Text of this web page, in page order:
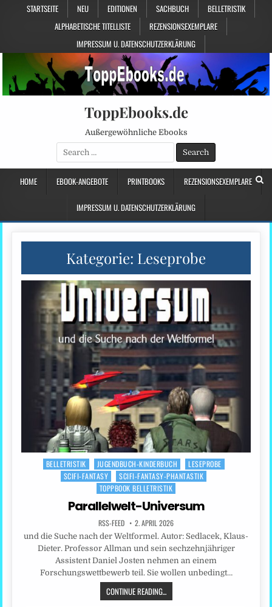
STARTSEITE NEU EDITIONEN SACHBUCH
BELLETRISTIK
ALPHABETISCHE TITELLISTE
REZENSIONSEXEMPLARE
IMPRESSUM U. DATENSCHUTZERKLÄRUNG
ToppEbooks.de
Außergewöhnliche Ebooks
Search
for:
HOME EBOOK-ANGEBOTE PRINTBOOKS REZENSIONSEXEMPLARE
IMPRESSUM U. DATENSCHUTZERKLÄRUNG
Kategorie: Leseprobe
Posted
BELLETRISTIK JUGENDBUCH-KINDERBUCH
LESEPROBE
SCIFI-FANTASY
SCIFI-FANTASY-PHANTASTIK
TOPPBOOK BELLETRISTIK
Parallelwelt-Universum
RSS-FEED 2. APRIL 2026
und die Suche nach der Weltformel. Autor: Sedlacek, Klaus-
Dieter. Professor Allman und sein sechzehnjähriger
Assistent Daniel Josten nehmen an einem
Forschungswettbewerb teil. Sie wollen unbedingt…
CONTINUE READING...